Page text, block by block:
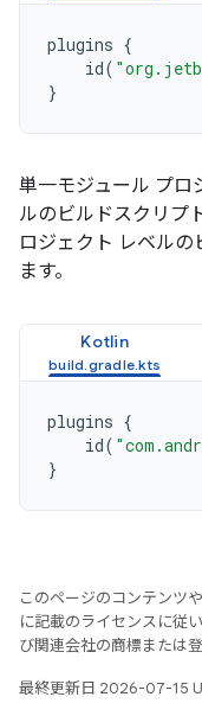
plugins {
id(
}
単一モジュール プロ
ルのビルドスクリプ
ロジェクト レベル
ます。
Kotlin
plugins {
id(
}
このページのコンテンツ
に記載のライセンスに従
び関連会社の商標または登
最終更新日 2026-07-15